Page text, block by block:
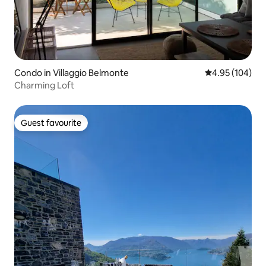
Condo in Villaggio Belmonte 4.95 out of 5
4.95 (104)
Charming Loft
Guest favourite
Guest favourite